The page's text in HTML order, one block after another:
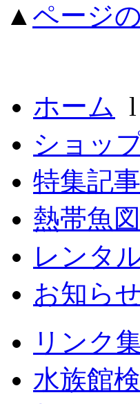
▲ ページ
ホーム l
ショッ
特集記事
熱帯魚
レンタ
お知ら
リンク
水族館